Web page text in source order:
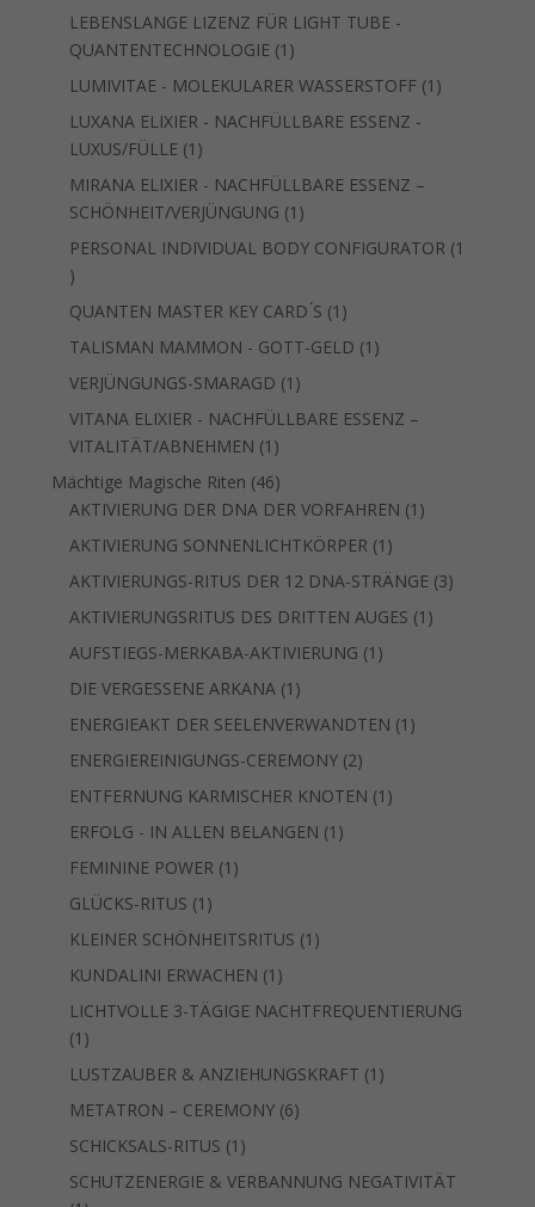
Produkt
LEBENSLANGE LIZENZ FÜR LIGHT TUBE -
QUANTENTECHNOLOGIE 1 1
Produkt
LUMIVITAE - MOLEKULARER WASSERSTOFF 1 1
LUXANA ELIXIER - NACHFÜLLBARE ESSENZ -
LUXUS/FÜLLE 1 1
Produkt
MIRANA ELIXIER - NACHFÜLLBARE ESSENZ –
SCHÖNHEIT/VERJÜNGUNG 1 1
Produkt
PERSONAL INDIVIDUAL BODY CONFIGURATOR 1
1
Produkt
QUANTEN MASTER KEY CARD ́S 1 1
Produkt
TALISMAN MAMMON - GOTT-GELD 1 1
VERJÜNGUNGS-SMARAGD 1 1
Produkt
VITANA ELIXIER - NACHFÜLLBARE ESSENZ –
VITALITÄT/ABNEHMEN 1 1
Produkt
Mächtige Magische Riten 4646
Produkte
AKTIVIERUNG DER DNA DER VORFAHREN 1 1
AKTIVIERUNG SONNENLICHTKÖRPER 1 1
Produkt
AKTIVIERUNGS-RITUS DER 12 DNA-STRÄNGE 33
AKTIVIERUNGSRITUS DES DRITTEN AUGES 1 1
AUFSTIEGS-MERKABA-AKTIVIERUNG 1 1
DIE VERGESSENE ARKANA 1 1
Produkt
ENERGIEAKT DER SEELENVERWANDTEN 1 1
ENERGIEREINIGUNGS-CEREMONY 22
Produkte
ENTFERNUNG KARMISCHER KNOTEN 1 1
ERFOLG - IN ALLEN BELANGEN 1 1
FEMININE POWER 1 1
GLÜCKS-RITUS 1 1
Produkt
KLEINER SCHÖNHEITSRITUS 1 1
KUNDALINI ERWACHEN 1 1
Produkt
LICHTVOLLE 3-TÄGIGE NACHTFREQUENTIERUNG
1 1
Produkt
LUSTZAUBER & ANZIEHUNGSKRAFT 1 1
METATRON – CEREMONY 66
SCHICKSALS-RITUS 1 1
Produkt
SCHUTZENERGIE & VERBANNUNG NEGATIVITÄT